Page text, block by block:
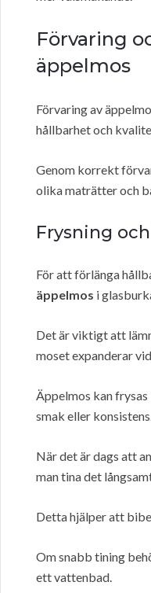
Förvaring
äppelmos
Förvaring av
hållbarhet och
Genom korrekt
olika maträtter och
Frysning
För att förlänga
äppelmos i
Det är viktigt att
moset expanderar
Äppelmos kan
smak eller
När det är dags att
man tina det
Detta hjälper att
Om snabb tining
ett vattenbad.